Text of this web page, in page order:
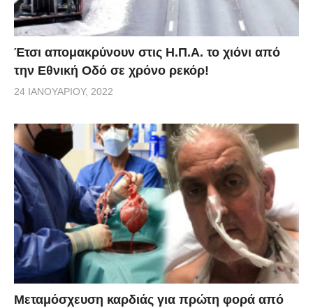
Έτσι απομακρύνουν στις Η.Π.Α. το χιόνι από
την Εθνική Οδό σε χρόνο ρεκόρ!
24 ΙΑΝΟΥΑΡΊΟΥ, 2022
Μεταμόσχευση καρδιάς για πρώτη φορά από